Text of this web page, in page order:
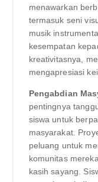
menawarkan
termasuk seni
musik
kesempatan
kreativitasnya,
mengapresiasi
Pengabdian
pentingnya
siswa untuk
masyarakat.
peluang untuk
komunitas
kasih sayang.